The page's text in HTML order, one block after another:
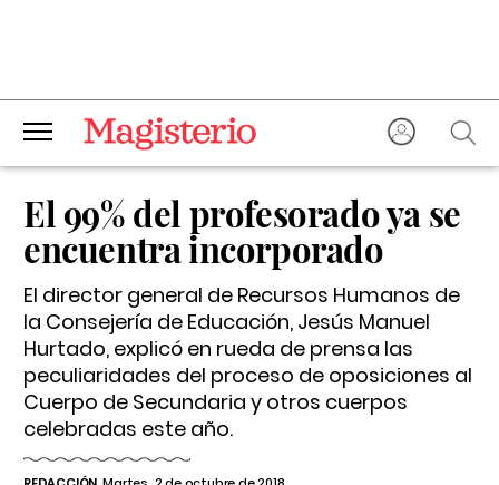
El 99% del profesorado ya se
encuentra incorporado
El director general de Recursos Humanos de
la Consejería de Educación, Jesús Manuel
Hurtado, explicó en rueda de prensa las
peculiaridades del proceso de oposiciones al
Cuerpo de Secundaria y otros cuerpos
celebradas este año.